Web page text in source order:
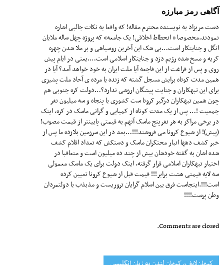
آگاهی رمز مبارزه
دست مریزاد به نویسنده محترم مقاله! که واقعا به نکات جالبی اشاره
نمودند.مخصوصا « انحطاط اخلاقی! یک جامعه» که پروژه چهل ساله ملایان
انگل و جنایتکار است…بی شک این آخرین روسیاهی و بر ملا شدن چهره
کریه و مسخ شده رژیم دزد و جنایتکار اسلامی است….یعنی در ایام پیش
روی و پس از فراغت از این فاجعه آیا ملت ایران به خود خواهد آمد؟ آیا در
همین مدت کوتاه برایش مسجل گشته که زنده یا مرده ی آحاد ملت پشیزی
برای این تبهکاران و جنایت پیشگان ارزشی ندارد؟…دولت کره جنوبی هم
چون همین تبهکاران درگیر کرونا ست کشوری با پنجاه و سه میلیون نفر
جمعیت !… پس از یک مدت کوتاه از کمیابی و گرانی ماسک در کره، اینک
در برخی مراکز به هر نفرپنج ماسک آنهم به قیمتی پایینتر از قیمت مصوب!
(پیش)! از شیوع کرونا می فروشند!!!…بعد در این سرزمین بلازده ما پس از
خبر کشف دهها انبار محتکران ماسک و دستکش که تعداد اقلام کشف
شده اشان به گفته خودشان بیش از چند ده میلیون است و متعاقبا در
اختیار تبهکاران اسلامی قرار گرفته، اینک دولت برای یک ماسک معمولی
سه لایه قیمتی هشت برابر!!! قیمت قبل از شیوع کرونا تعیین کرده
است!!!.اینجاست فرق بین اسلام گرایان تروریست و مذبذب با دولتمردان
وطن پرست!!!!
Comments are closed.